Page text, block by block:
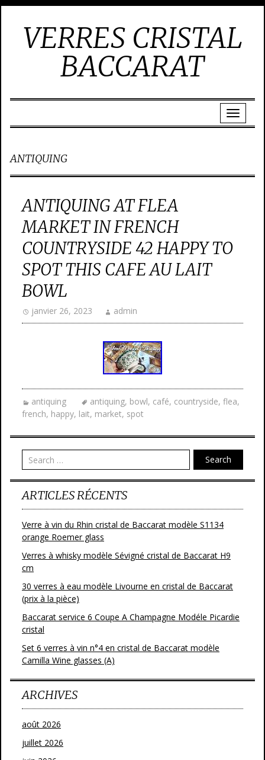
VERRES CRISTAL
BACCARAT
ANTIQUING
ANTIQUING AT FLEA
MARKET IN FRENCH
COUNTRYSIDE 42 HAPPY TO
SPOT THIS CAFE AU LAIT
BOWL
janvier 26, 2023 admin
antiquing antiquing, bowl, café, countryside, flea,
french, happy, lait, market, spot
Search
ARTICLES RÉCENTS
Verre à vin du Rhin cristal de Baccarat modèle S1134
orange Roemer glass
Verres à whisky modèle Sévigné cristal de Baccarat H9
cm
30 verres à eau modèle Livourne en cristal de Baccarat
(prix à la pièce)
Baccarat service 6 Coupe A Champagne Modéle Picardie
cristal
Set 6 verres à vin n°4 en cristal de Baccarat modèle
Camilla Wine glasses (A)
ARCHIVES
août 2026
juillet 2026